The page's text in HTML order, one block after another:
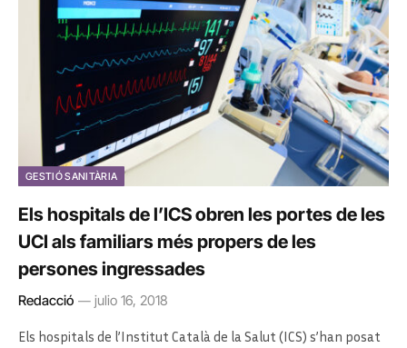
GESTIÓ SANITÀRIA
Els hospitals de l’ICS obren les portes de les
UCI als familiars més propers de les
persones ingressades
Redacció julio 16, 2018
Els hospitals de l’Institut Català de la Salut (ICS) s’han posat